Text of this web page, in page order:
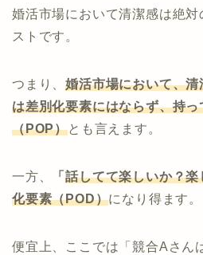
婚活市場において清潔感は絶
ストです。
つまり、婚活市場において、
は差別化要素にはならず、持
（POP）とも言えます。
一方、 「話してて楽しいか？
化要素（POD）になり得ます。
便宜上、ここでは「競合Aさん